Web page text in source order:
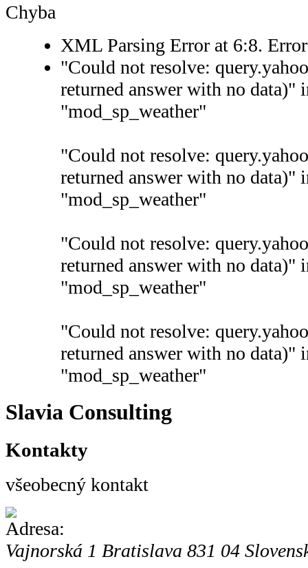
Chyba
XML Parsing Error at 6:8.
"Could not resolve:
returned answer with no data)"
"mod_sp_weather"
"Could not resolve:
returned answer with no data)"
"mod_sp_weather"
"Could not resolve:
returned answer with no data)"
"mod_sp_weather"
"Could not resolve:
returned answer with no data)"
"mod_sp_weather"
Slavia Consulting
Kontakty
všeobecný kontakt
Vajnorská 1 Bratislava 831 04